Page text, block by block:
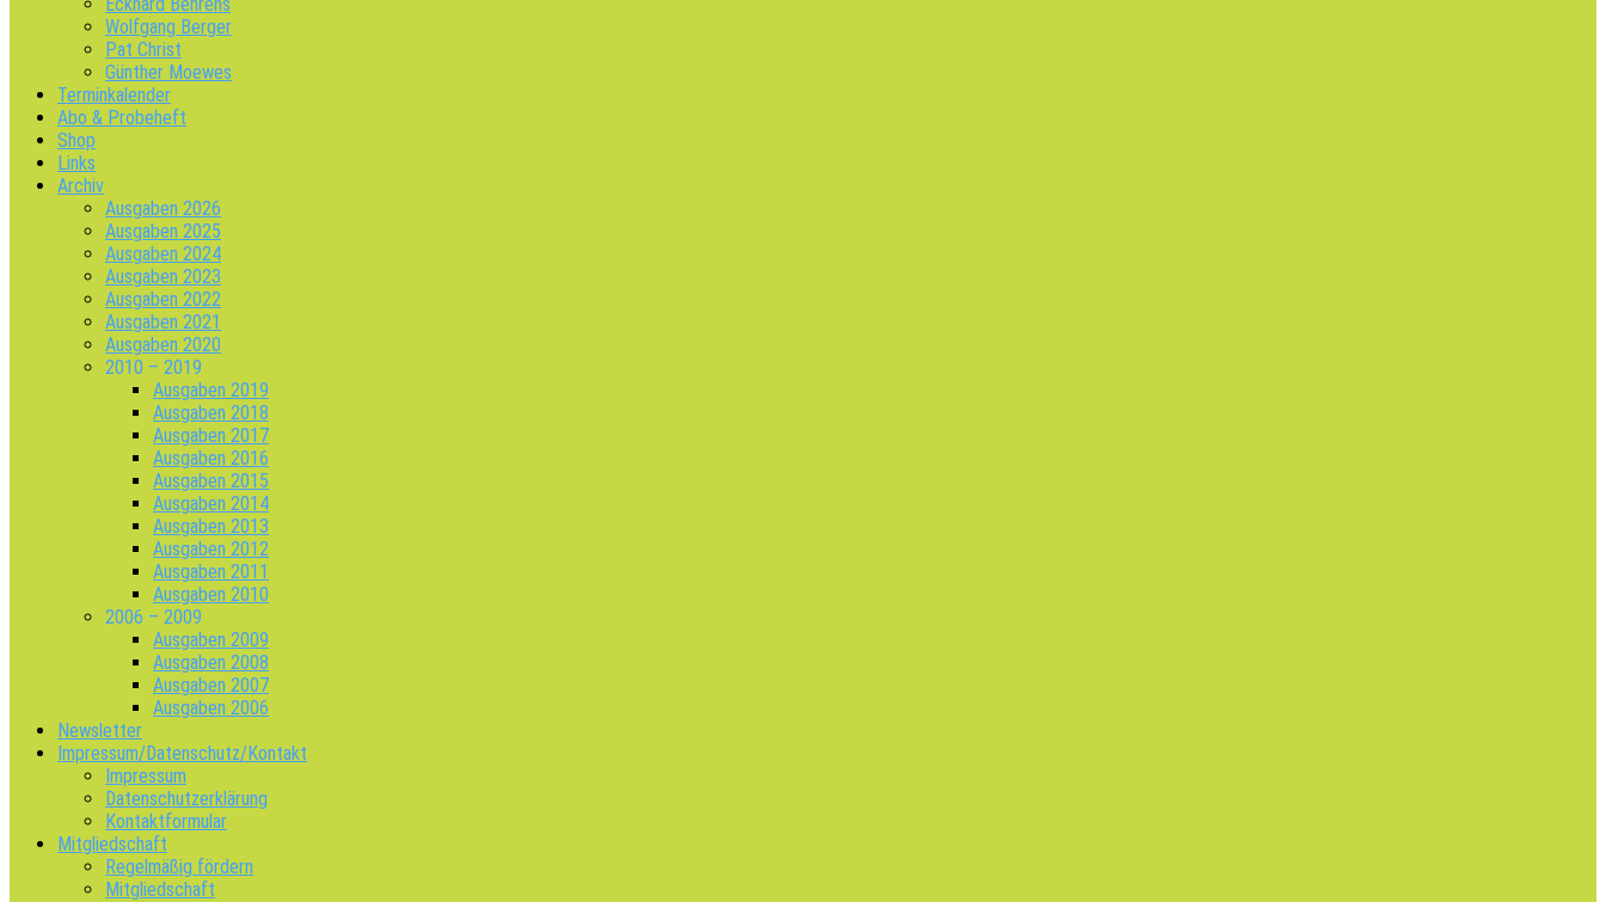
Wolfgang Berger
Pat Christ
Günther Moewes
Terminkalender
Abo & Probeheft
Shop
Links
Archiv
Ausgaben 2026
Ausgaben 2025
Ausgaben 2024
Ausgaben 2023
Ausgaben 2022
Ausgaben 2021
Ausgaben 2020
2010 – 2019
Ausgaben 2019
Ausgaben 2018
Ausgaben 2017
Ausgaben 2016
Ausgaben 2015
Ausgaben 2014
Ausgaben 2013
Ausgaben 2012
Ausgaben 2011
Ausgaben 2010
2006 – 2009
Ausgaben 2009
Ausgaben 2008
Ausgaben 2007
Ausgaben 2006
Newsletter
Impressum/Datenschutz/Kontakt
Impressum
Datenschutzerklärung
Kontaktformular
Mitgliedschaft
Regelmäßig fördern
Mitgliedschaft